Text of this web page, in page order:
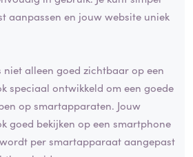
aanpassen en jouw website uniek
niet alleen goed zichtbaar op een
speciaal ontwikkeld om een goede
op smartapparaten. Jouw
goed bekijken op een smartphone
per smartapparaat aangepast